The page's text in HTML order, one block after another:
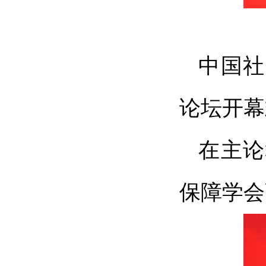
中国
论坛开
在主
保障学